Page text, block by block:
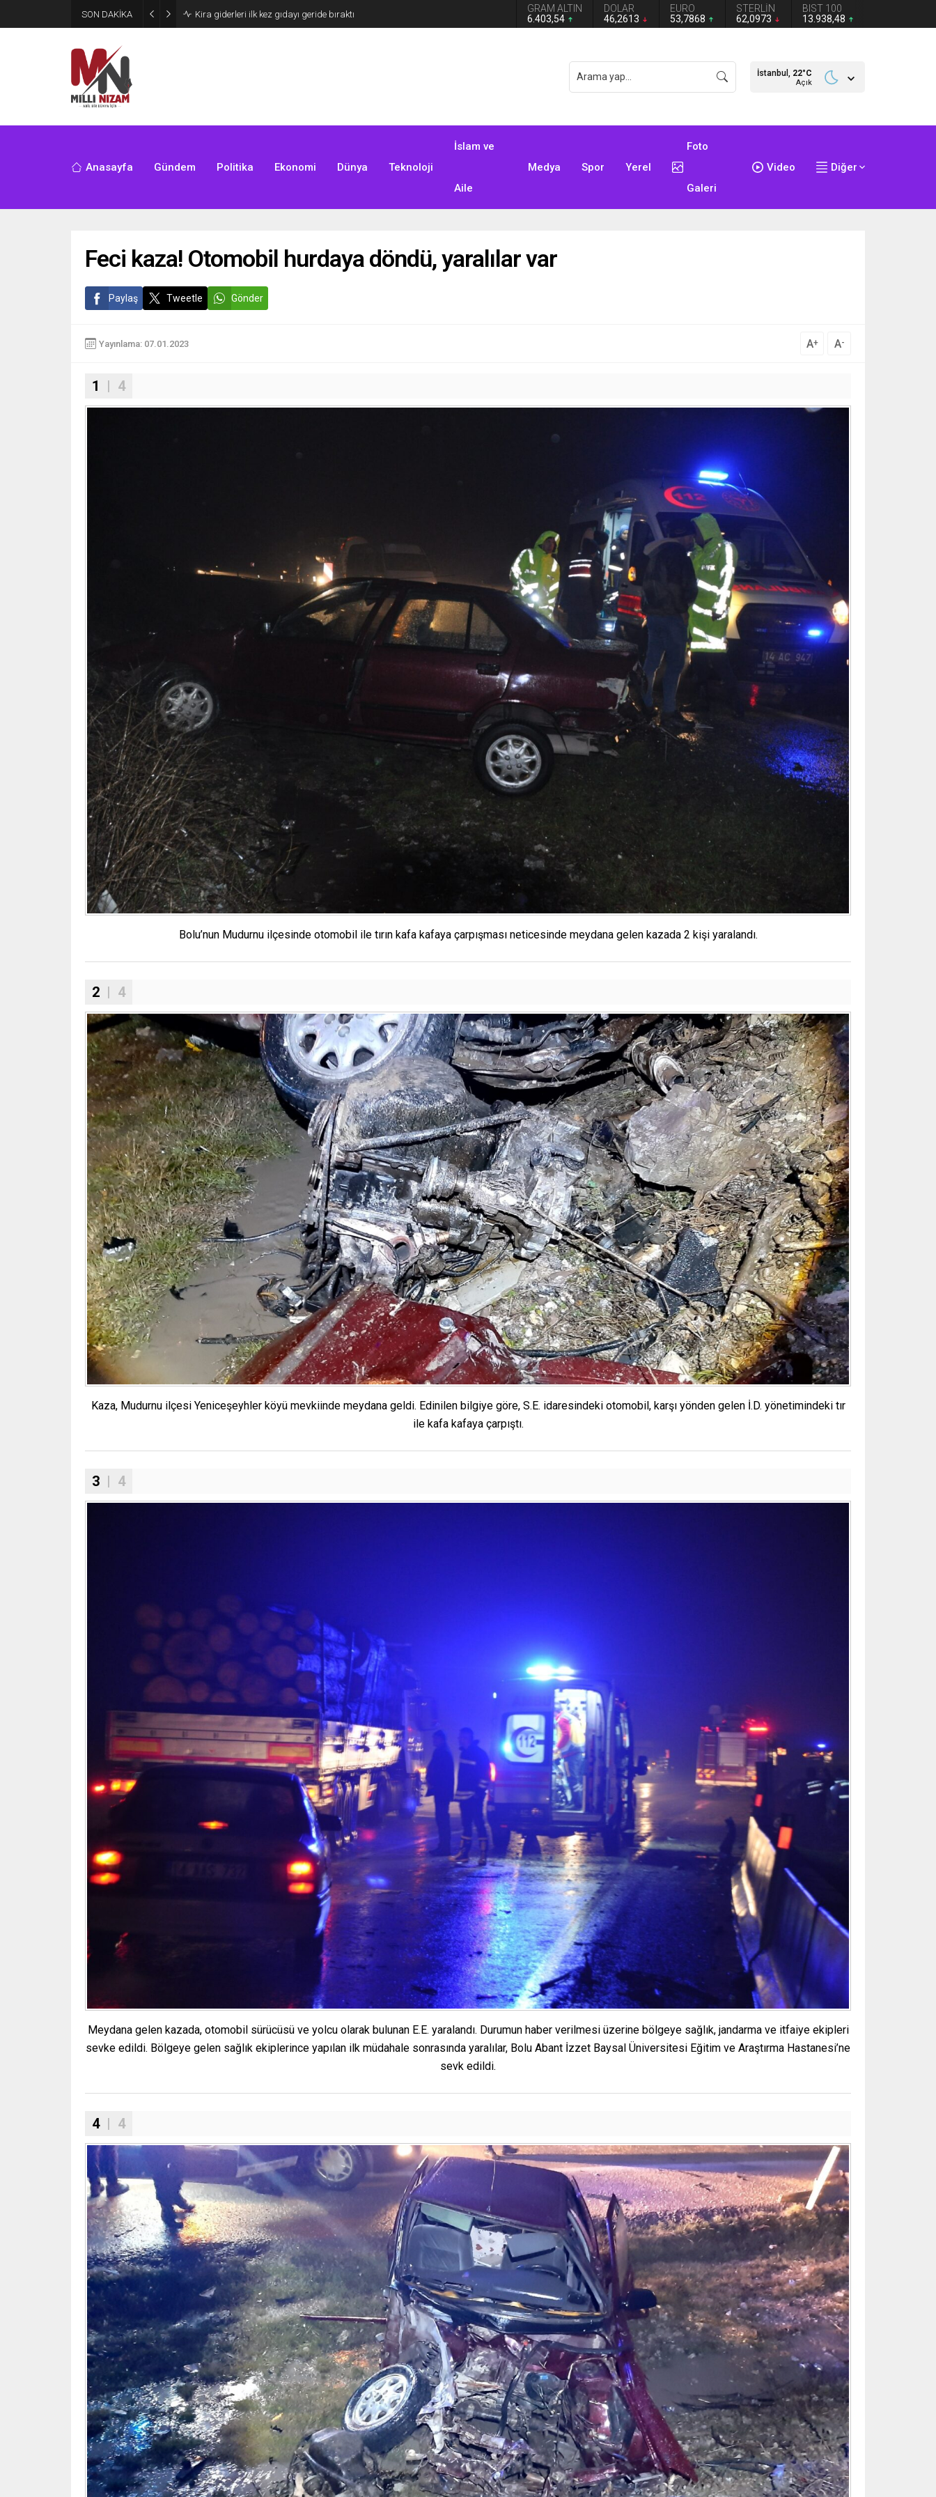
SON DAKİKA 24 Yıllık Hasret Acı Başladı: Türkiye Avustralya’ya 2-0 Mağlup Oldu
GRAM ALTIN
6.403,54
DOLAR
46,2613
EURO
53,7868
STERLİN
62,0973
BIST 100
13.938,48
İstanbul, 22°C
Açık
Anasayfa Gündem Politika Ekonomi Dünya Teknoloji
İslam ve
Aile
Medya Spor Yerel
Foto
Galeri
Video Diğer
Feci kaza! Otomobil hurdaya döndü, yaralılar var
Paylaş Tweetle Gönder
Yayınlama: 07.01.2023 A+ A-
1 | 4
Bolu’nun Mudurnu ilçesinde otomobil ile tırın kafa kafaya çarpışması neticesinde meydana gelen kazada 2 kişi yaralandı.
2 | 4
Kaza, Mudurnu ilçesi Yeniceşeyhler köyü mevkiinde meydana geldi. Edinilen bilgiye göre, S.E. idaresindeki otomobil, karşı yönden gelen İ.D. yönetimindeki tır
ile kafa kafaya çarpıştı.
3 | 4
Meydana gelen kazada, otomobil sürücüsü ve yolcu olarak bulunan E.E. yaralandı. Durumun haber verilmesi üzerine bölgeye sağlık, jandarma ve itfaiye ekipleri
sevke edildi. Bölgeye gelen sağlık ekiplerince yapılan ilk müdahale sonrasında yaralılar, Bolu Abant İzzet Baysal Üniversitesi Eğitim ve Araştırma Hastanesi’ne
sevk edildi.
4| 4